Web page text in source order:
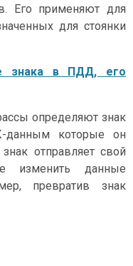
Его применяют для
для стоянки
знака в ПДД, его
определяют знак
которые он
отправляет свой
данные
превратив знак